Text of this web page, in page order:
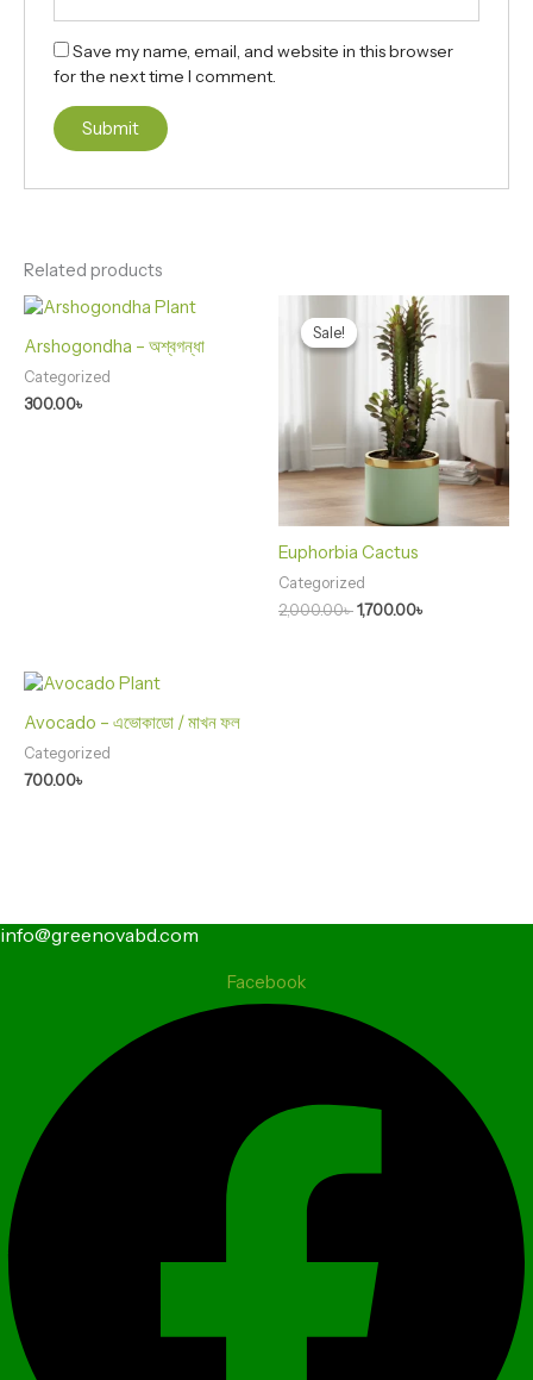
Save my name, email, and website in this browser
for the next time I comment.
Related products
Arshogondha – অশ্বগন্ধা
Categorized
300.00৳
Sale!
Sale!
Euphorbia Cactus
Categorized
2,000.00৳
Original
price
was:
2,000.00৳ .
1,700.00৳
Current
price
is:
1,700.00৳ .
Avocado – এভোকাডো / মাখন ফল
Categorized
700.00৳
info@greenovabd.com
Facebook